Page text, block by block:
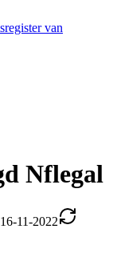
van
Nflegal
11-2022